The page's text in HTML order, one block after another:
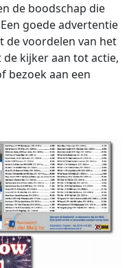
de boodschap die
goede advertentie
de voordelen van het
kijker aan tot actie,
bezoek aan een